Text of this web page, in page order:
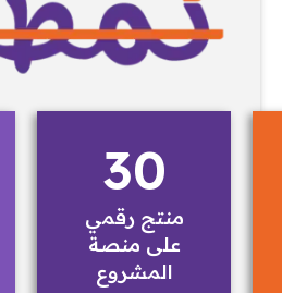
30
منتج رقمي
على منصة
المشروع